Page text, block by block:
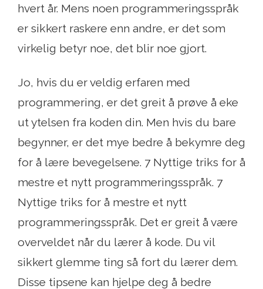
hvert år. Mens noen programmeringsspråk
er sikkert raskere enn andre, er det som
virkelig betyr noe, det blir noe gjort.
Jo, hvis du er veldig erfaren med
programmering, er det greit å prøve å eke
ut ytelsen fra koden din. Men hvis du bare
begynner, er det mye bedre å bekymre deg
for å lære bevegelsene. 7 Nyttige triks for å
mestre et nytt programmeringsspråk. 7
Nyttige triks for å mestre et nytt
programmeringsspråk. Det er greit å være
overveldet når du lærer å kode. Du vil
sikkert glemme ting så fort du lærer dem.
Disse tipsene kan hjelpe deg å bedre